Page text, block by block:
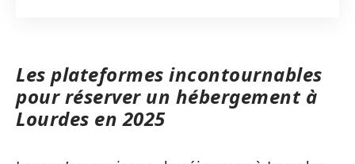
Les plateformes incontournables
pour réserver un hébergement à
Lourdes en 2025